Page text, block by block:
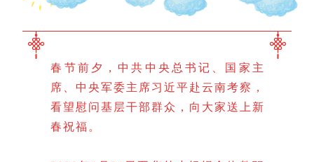
春节前夕，中共中央总书记、国家主
席、中央军委主席习近平赴云南考察，
看望慰问基层干部群众，向大家送上新
春祝福。